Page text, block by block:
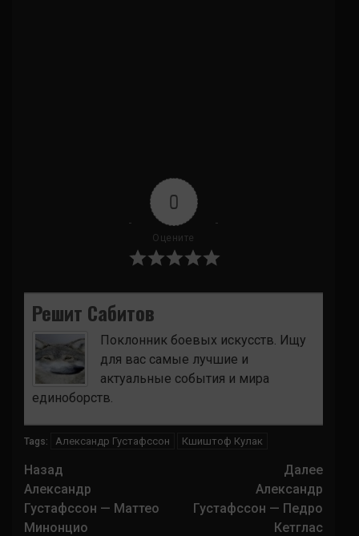
0
Оцените
Решит Сабитов
Поклонник боевых искусств. Ищу
для вас самые лучшие и
актуальные события и мира
единоборств.
Tags: Александр Густафссон Кшиштоф Кулак
Навигация
записи
Назад
Александр
Густафссон — Маттео
Минонцио
Далее
Александр
Густафссон — Педро
Кетглас